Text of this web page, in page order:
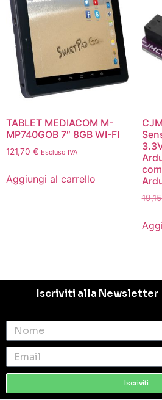
TABLET MEDIACOM M-
MP740GOB 7″ 8GB WI-FI
121,70 € Escluso IVA
Aggiungi al carrello
Iscriviti alla Newsletter
Iscriviti